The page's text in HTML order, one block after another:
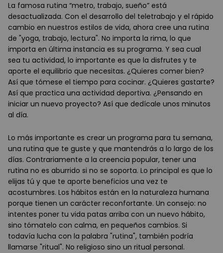
La famosa rutina “metro, trabajo, sueño” está
desactualizada. Con el desarrollo del teletrabajo y el rápido
cambio en nuestros estilos de vida, ahora cree una rutina
de "yoga, trabajo, lectura". No importa la rima, lo que
importa en última instancia es su programa. Y sea cual
sea tu actividad, lo importante es que la disfrutes y te
aporte el equilibrio que necesitas. ¿Quieres comer bien?
Así que tómese el tiempo para cocinar. ¿Quieres gastarte?
Así que practica una actividad deportiva. ¿Pensando en
iniciar un nuevo proyecto? Así que dedícale unos minutos
al día.
Lo más importante es crear un programa para tu semana,
una rutina que te guste y que mantendrás a lo largo de los
días. Contrariamente a la creencia popular, tener una
rutina no es aburrido si no se soporta. Lo principal es que lo
elijas tú y que te aporte beneficios una vez te
acostumbres. Los hábitos están en la naturaleza humana
porque tienen un carácter reconfortante. Un consejo: no
intentes poner tu vida patas arriba con un nuevo hábito,
sino tómatelo con calma, en pequeños cambios. Si
todavía lucha con la palabra "rutina", también podría
llamarse "ritual". No religioso sino un ritual personal.